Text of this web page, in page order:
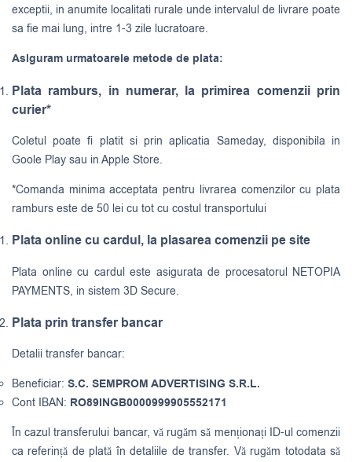
exceptii, in anumite localitati rurale unde intervalul de livrare poate
sa fie mai lung, intre 1-3 zile lucratoare.
Asiguram urmatoarele metode de plata:
Plata ramburs, in numerar, la primirea comenzii prin
curier*
Coletul poate fi platit si prin aplicatia Sameday, disponibila in
Goole Play sau in Apple Store.
*Comanda minima acceptata pentru livrarea comenzilor cu plata
ramburs este de 50 lei cu tot cu costul transportului
Plata online cu cardul, la plasarea comenzii pe site
Plata online cu cardul este asigurata de procesatorul NETOPIA
PAYMENTS, in sistem 3D Secure.
Plata prin transfer bancar
Detalii transfer bancar:
Beneficiar: S.C. SEMPROM ADVERTISING S.R.L.
Cont IBAN: RO89INGB0000999905552171
În cazul transferului bancar, vă rugăm să menționați ID-ul comenzii
ca referință de plată în detaliile de transfer. Vă rugăm totodata să